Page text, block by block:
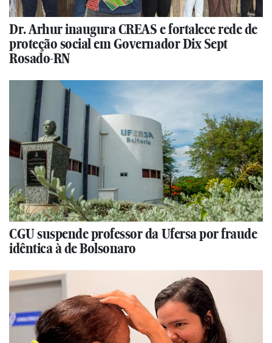
Dr. Arhur inaugura CREAS e fortalece rede de
proteção social em Governador Dix Sept
Rosado-RN
CGU suspende professor da Ufersa por fraude
idêntica à de Bolsonaro